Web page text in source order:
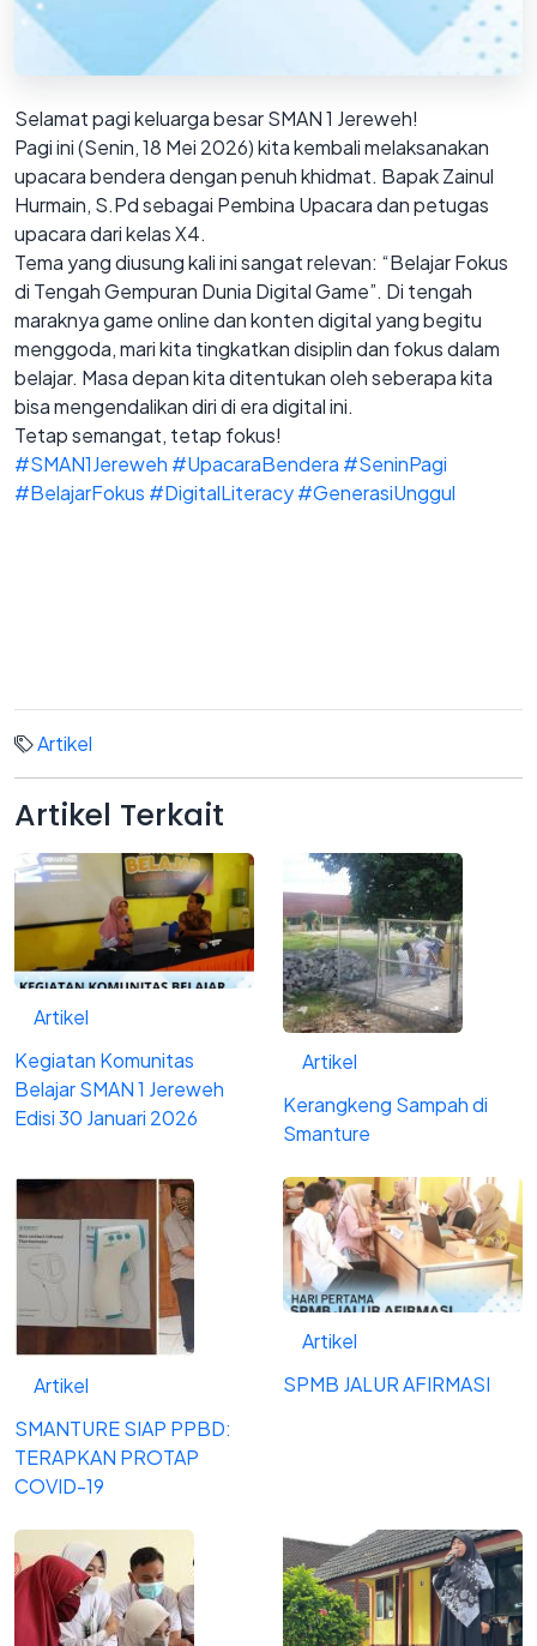
Selamat pagi keluarga besar SMAN 1 Jereweh!
Pagi ini (Senin, 18 Mei 2026) kita kembali melaksanakan
upacara bendera dengan penuh khidmat. Bapak Zainul
Hurmain, S.Pd sebagai Pembina Upacara dan petugas
upacara dari kelas X4.
Tema yang diusung kali ini sangat relevan: “Belajar Fokus
di Tengah Gempuran Dunia Digital Game”. Di tengah
maraknya game online dan konten digital yang begitu
menggoda, mari kita tingkatkan disiplin dan fokus dalam
belajar. Masa depan kita ditentukan oleh seberapa kita
bisa mengendalikan diri di era digital ini.
Tetap semangat, tetap fokus!
#SMAN1Jereweh #UpacaraBendera #SeninPagi
#BelajarFokus #DigitalLiteracy#GenerasiUnggul
Artikel
Artikel Terkait
Artikel
Kegiatan Komunitas
Belajar SMAN 1 Jereweh
Edisi 30 Januari 2026
Artikel
Kerangkeng Sampah di
Smanture
Artikel
SMANTURE SIAP PPBD:
TERAPKAN PROTAP
COVID-19
Artikel
SPMB JALUR AFIRMASI